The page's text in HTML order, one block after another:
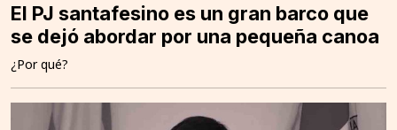
El PJ santafesino es un gran barco que
se dejó abordar por una pequeña canoa
¿Por qué?